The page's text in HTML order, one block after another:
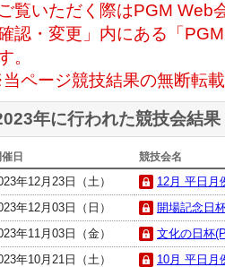
ご覧いただく際はPGM Web
認・変更」内にある「
。
ページ競技結果の無断転
年に行われた競技会結果
催日 競技会名
年12月23日（土）
12月 平日月
年12月03日（日）
開場記念日
年11月03日（金）
文化の日杯
年10月21日（土）
10月 平日月